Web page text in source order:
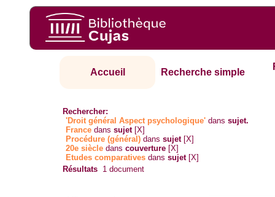
Accueil Recherche simple
Rechercher:
'Droit général Aspect psychologique' danssujet.
France danssujet [X]
Procédure (général) danssujet [X]
20e siècle danscouverture [X]
Etudes comparatives danssujet [X]
Résultats 1 document